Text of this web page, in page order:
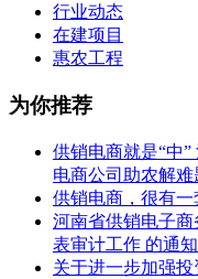
行业动态
在建项目
惠农工程
为你推荐
供销电商就是“中
电商公司助农解难
供销电商，很有一
河南省供销电子商
表审计工作 的通知
关于进一步加强